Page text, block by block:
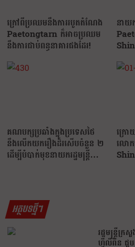
ក្រៅពីប្រឈមនឹងការរបូតតំណែង
Paetongtarn ក៏អាចប្រឈម
នឹងការជាប់ពន្ធនាគារផងដែរ!
នាយក
ទស្សន
គណបក្សប្រឆាំងក្នុងប្រទេសថៃ
នឹងលើកយករឿងដ៏រសើបចំនួន ២
ដើម្បីបំបាក់មុខនាយករដ្ឋមន្ត្រី
ក្រោ
លោ
អត្ថបទថ្មីៗ
រដ្ឋមន្រ្តីក្
ហ្វីលីពីន ជួប